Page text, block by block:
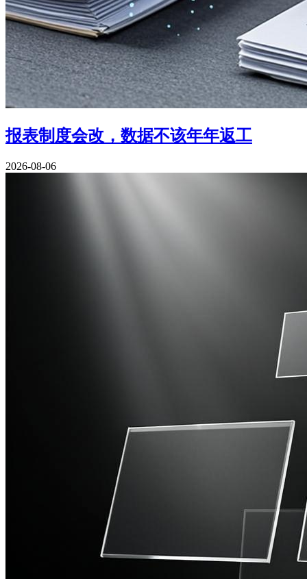
报表制度会改，数据不该年年返工
2026-08-06